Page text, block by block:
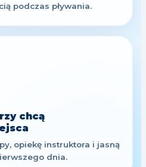
podczas pływania.
chcą
opiekę instruktora i jasną
dnia.